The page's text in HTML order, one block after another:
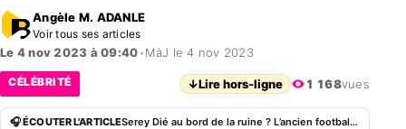
Angèle M. ADANLE
Voir tous ses articles
Le 4 nov 2023 à 09:40•MàJ le 4 nov 2023
CÉLÉBRITÉ ↓Lire hors-ligne 1 168vues
🎧 ÉCOUTER L'ARTICLE Serey Dié au bord de la ruine ? L’ancien footballeur lance une collecte de fonds